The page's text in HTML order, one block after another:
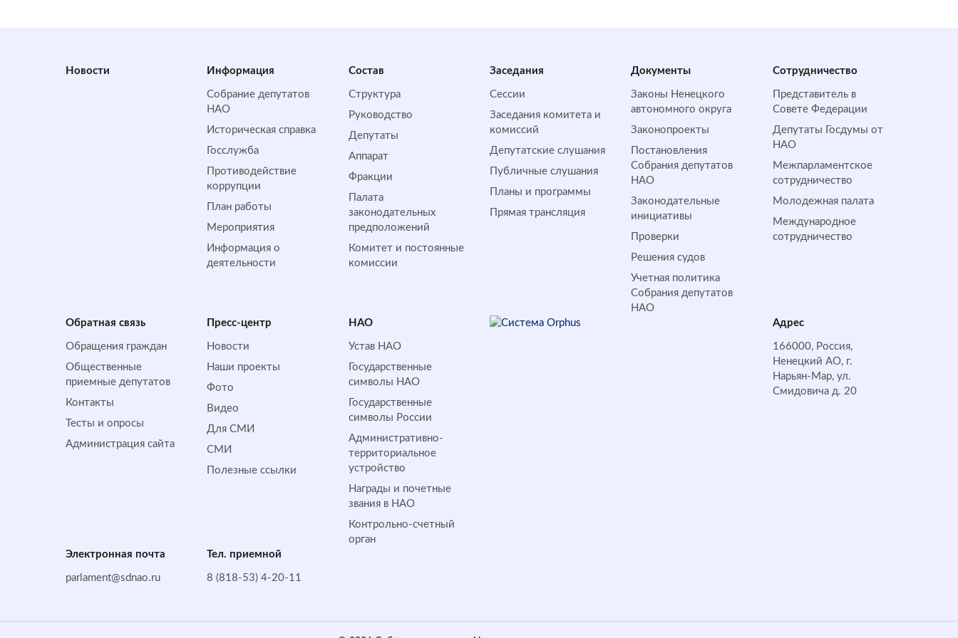
Новости Информация
Собрание депутатов
НАО
Историческая справка
Госслужба
Противодействие
коррупции
План работы
Мероприятия
Информация о
деятельности
Состав
Структура
Руководство
Депутаты
Аппарат
Фракции
Палата
законодательных
предположений
Комитет и постоянные
комиссии
Заседания
Сессии
Заседания комитета и
комиссий
Депутатские слушания
Публичные слушания
Планы и программы
Прямая трансляция
Документы
Законы Ненецкого
автономного округа
Законопроекты
Постановления
Собрания депутатов
НАО
Законодательные
инициативы
Проверки
Решения судов
Учетная политика
Собрания депутатов
НАО
Сотрудничество
Представитель в
Совете Федерации
Депутаты Госдумы от
НАО
Межпарламентское
сотрудничество
Молодежная палата
Международное
сотрудничество
Обратная cвязь
Обращения граждан
Общественные
приемные депутатов
Контакты
Тесты и опросы
Администрация сайта
Пресс-центр
Новости
Наши проекты
Фото
Видео
Для СМИ
СМИ
Полезные ссылки
НАО
Устав НАО
Государственные
символы НАО
Государственные
символы России
Административно-
территориальное
устройство
Награды и почетные
звания в НАО
Контрольно-счетный
орган
Адрес
166000, Россия,
Ненецкий АО, г.
Нарьян-Мар, ул.
Смидовича д. 20
Электронная почта
parlament@sdnao.ru
Тел. приемной
8 (818-53) 4-20-11